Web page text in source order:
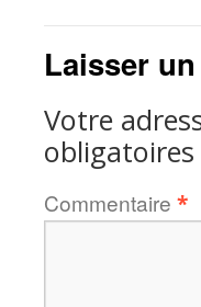
Laisser
Votre
Commentaire *